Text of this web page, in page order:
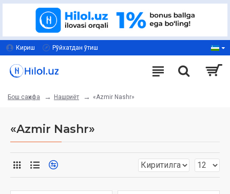
Кириш Рўйхатдан ўтиш
Бош саҳифа Нашриёт «Azmir Nashr»
«Azmir Nashr»